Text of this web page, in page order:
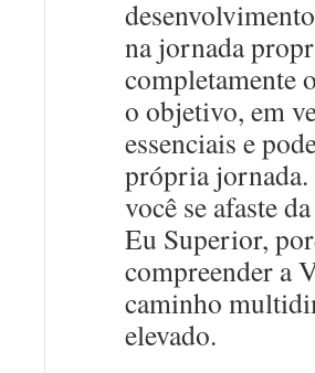
na jornada
completamente
o objetivo, em
essenciais e
própria jornada.
você se afaste
Eu Superior,
compreender a
caminho
elevado.